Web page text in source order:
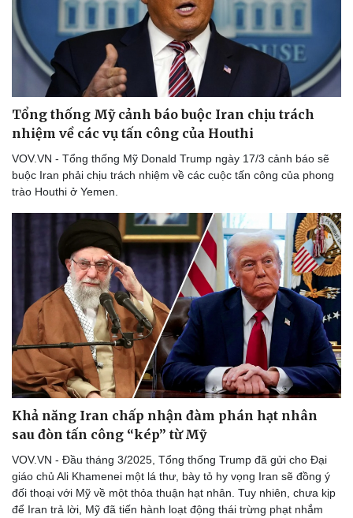
Tư vấn
Săn Tour
Câu chuyện thời sự
Đọc truyện đêm khuya
Kể chuyện cho bé
Hạt giống tâm hồn
Tổng thống Mỹ cảnh báo buộc Iran chịu trách
nhiệm về các vụ tấn công của Houthi
VOV.VN - Tổng thống Mỹ Donald Trump ngày 17/3 cảnh báo sẽ
buộc Iran phải chịu trách nhiệm về các cuộc tấn công của phong
trào Houthi ở Yemen.
Khả năng Iran chấp nhận đàm phán hạt nhân
sau đòn tấn công “kép” từ Mỹ
VOV.VN - Đầu tháng 3/2025, Tổng thống Trump đã gửi cho Đại
giáo chủ Ali Khamenei một lá thư, bày tỏ hy vọng Iran sẽ đồng ý
đối thoại với Mỹ về một thỏa thuận hạt nhân. Tuy nhiên, chưa kịp
để Iran trả lời, Mỹ đã tiến hành loạt động thái trừng phạt nhắm